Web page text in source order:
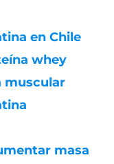
en Chile
whey
muscular
masa